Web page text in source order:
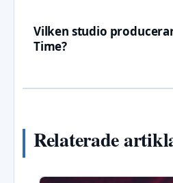
Vilken studio
Time?
Relaterade